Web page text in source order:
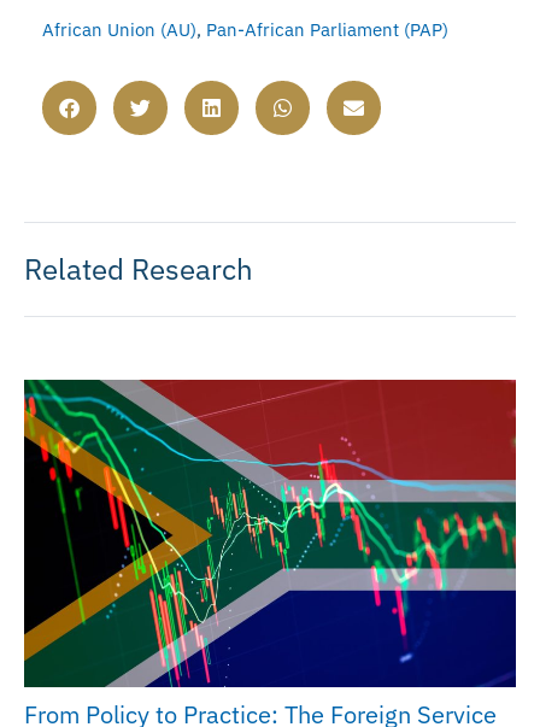
African Union (AU), Pan-African Parliament (PAP)
Related Research
From Policy to Practice: The Foreign Service